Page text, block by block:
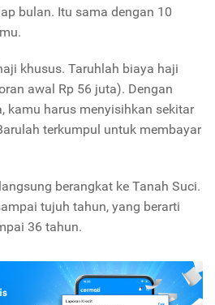
bulan. Itu sama dengan 10
khusus. Taruhlah biaya haji
awal Rp 56 juta). Dengan
kamu harus menyisihkan sekitar
terkumpul untuk membayar
berangkat ke Tanah Suci.
tujuh tahun, yang berarti
36 tahun.